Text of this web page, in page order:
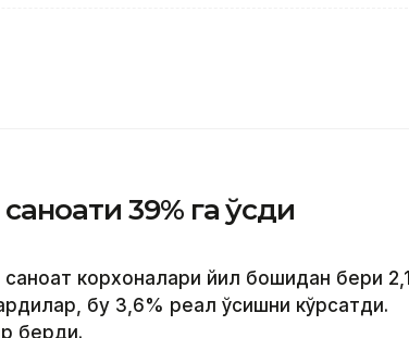
39% га ўсди
корхоналари йил бошидан бери 2,1
бу 3,6% реал ўсишни кўрсатди.
берди.